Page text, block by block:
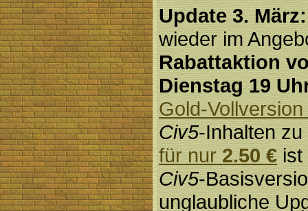
Update 3. März:
wieder im
Rabattaktion
Dienstag 19
Gold-
Civ5-Inhalten
für nur2.50 €ist
Civ5-
unglaubliche